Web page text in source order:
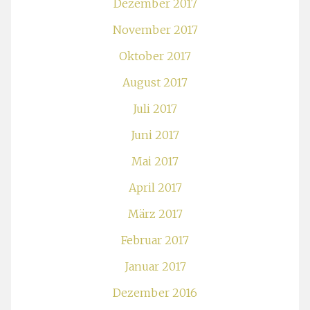
Dezember 2017
November 2017
Oktober 2017
August 2017
Juli 2017
Juni 2017
Mai 2017
April 2017
März 2017
Februar 2017
Januar 2017
Dezember 2016